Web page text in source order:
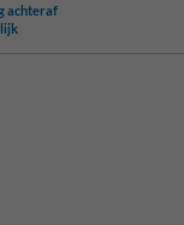
achteraf